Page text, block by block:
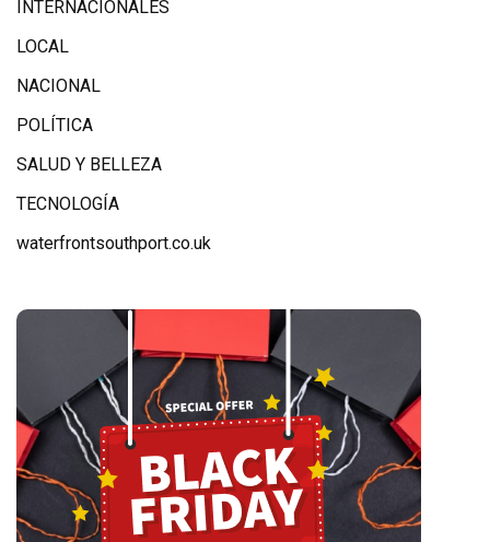
INTERNACIONALES
LOCAL
NACIONAL
POLÍTICA
SALUD Y BELLEZA
TECNOLOGÍA
waterfrontsouthport.co.uk